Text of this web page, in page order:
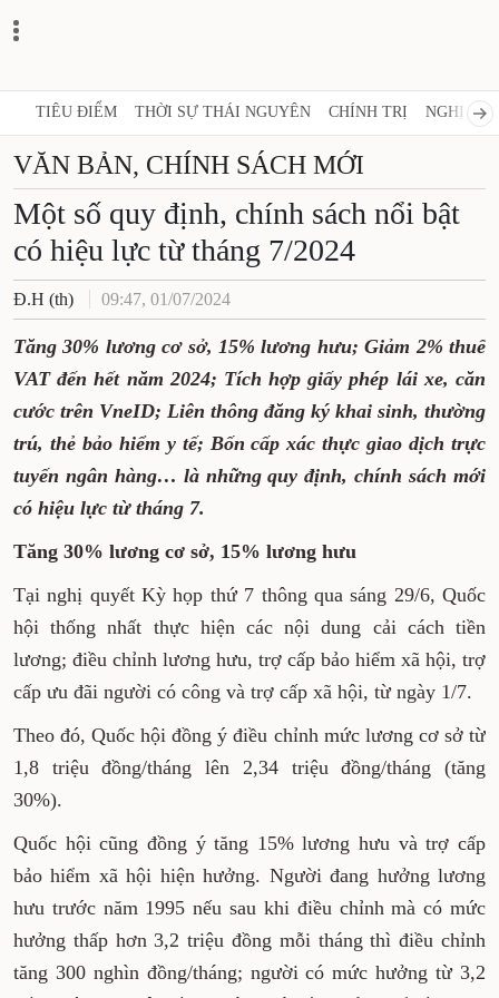
TIÊU ĐIỂM THỜI SỰ THÁI NGUYÊN CHÍNH TRỊ NGHỊ
VĂN BẢN, CHÍNH SÁCH MỚI
Một số quy định, chính sách nổi bật
có hiệu lực từ tháng 7/2024
Đ.H (th) 09:47, 01/07/2024
Tăng 30% lương cơ sở, 15% lương hưu; Giảm 2% thuế
VAT đến hết năm 2024; Tích hợp giấy phép lái xe, căn
cước trên VneID; Liên thông đăng ký khai sinh, thường
trú, thẻ bảo hiểm y tế; Bốn cấp xác thực giao dịch trực
tuyến ngân hàng… là những quy định, chính sách mới
có hiệu lực từ tháng 7.
Tăng 30% lương cơ sở, 15% lương hưu
Tại nghị quyết Kỳ họp thứ 7 thông qua sáng 29/6, Quốc
hội thống nhất thực hiện các nội dung cải cách tiền
lương; điều chỉnh lương hưu, trợ cấp bảo hiểm xã hội, trợ
cấp ưu đãi người có công và trợ cấp xã hội, từ ngày 1/7.
Theo đó, Quốc hội đồng ý điều chỉnh mức lương cơ sở từ
1,8 triệu đồng/tháng lên 2,34 triệu đồng/tháng (tăng
30%).
Quốc hội cũng đồng ý tăng 15% lương hưu và trợ cấp
bảo hiểm xã hội hiện hưởng. Người đang hưởng lương
hưu trước năm 1995 nếu sau khi điều chỉnh mà có mức
hưởng thấp hơn 3,2 triệu đồng mỗi tháng thì điều chỉnh
tăng 300 nghìn đồng/tháng; người có mức hưởng từ 3,2